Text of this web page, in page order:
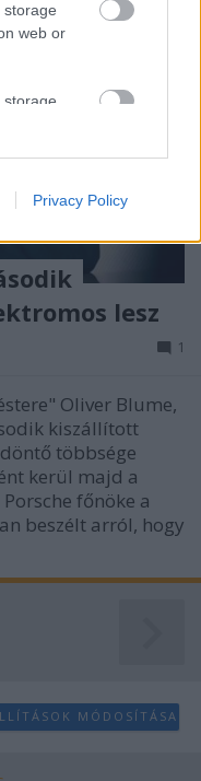
storage
web or
storage
or app.
and other
Privacy Policy
lesz
1
Oliver Blume,
kiszállított
többsége
kerül majd a
főnöke a
beszélt arról, hogy
MÓDOSÍTÁSA